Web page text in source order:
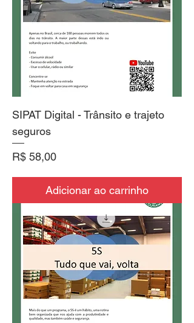
SIPAT Digital - Trânsito e trajeto
seguros
Preço
R$ 58,00
Adicionar ao carrinho